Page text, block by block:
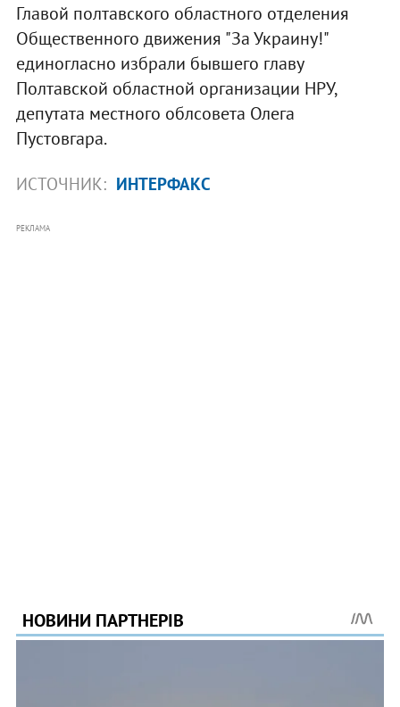
Главой полтавского областного отделения
Общественного движения "За Украину!"
единогласно избрали бывшего главу
Полтавской областной организации НРУ,
депутата местного облсовета Олега
Пустовгара.
ИСТОЧНИК: ИНТЕРФАКС
РЕКЛАМА